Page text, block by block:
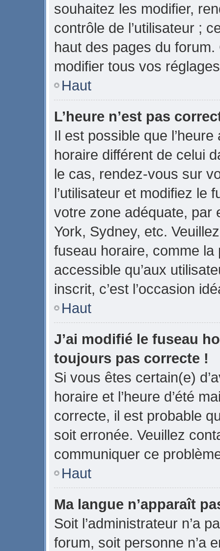
souhaitez les modifier,
contrôle de l’utilisateur ;
haut des pages du
modifier tous vos
Haut
L’heure n’est pas
Il est possible que
horaire différent de celui
le cas, rendez-vous sur
l’utilisateur et modifiez le
votre zone adéquate, par
York, Sydney, etc.
fuseau horaire, comme la
accessible qu’aux
inscrit, c’est l’occasion
Haut
J’ai modifié le fuseau
toujours pas correcte !
Si vous êtes certain(e)
horaire et l’heure d’été
correcte, il est probable
soit erronée. Veuillez
communiquer ce
Haut
Ma langue n’apparaît
Soit l’administrateur n’a
forum, soit personne n’a